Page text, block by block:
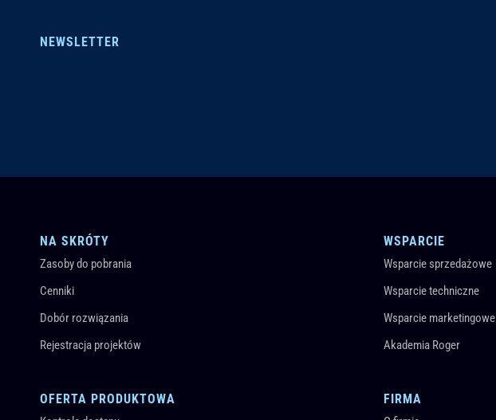
NEWSLETTER
NA SKRÓTY
Zasoby do pobrania
Cenniki
Dobór rozwiązania
Rejestracja projektów
OFERTA PRODUKTOWA
WSPARCIE
Wsparcie sprzedażowe
Wsparcie techniczne
Wsparcie marketingowe
Akademia Roger
FIRMA